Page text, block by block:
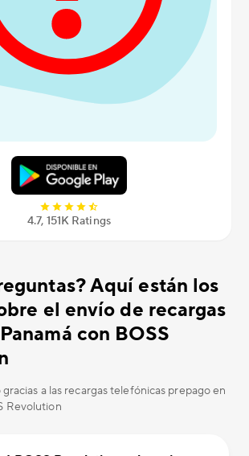
4.7, 151K Ratings
Aquí están los
el envío de recargas
con BOSS
a las recargas telefónicas prepago en
Revolution